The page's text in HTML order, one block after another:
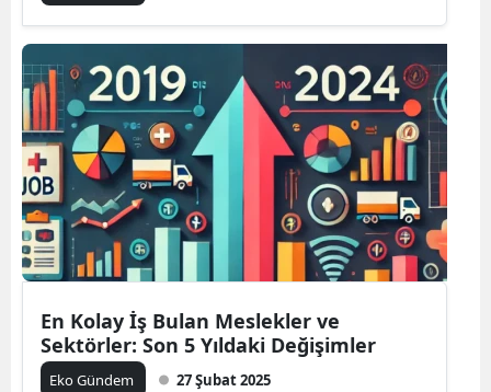
En Kolay İş Bulan Meslekler ve
Sektörler: Son 5 Yıldaki Değişimler
Eko Gündem 27 Şubat 2025